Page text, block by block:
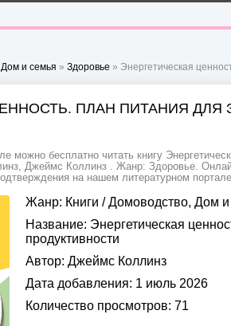
и семья » Здоровье » Энергетическая
ПЛАН ПИТАНИЯ ДЛЯ
можно бесплатно читать книгу
Джеймс Коллинз . Жанр: Здоровье.
на нашем литературном
Жанр: Книги /Домоводство, Дом и
Название: Энергетическая
продуктивности
Автор: Джеймс Коллинз
Дата добавления: 1 июль 2026
Количество просмотров: 71